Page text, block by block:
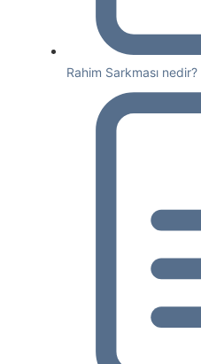
Rahim Sarkması